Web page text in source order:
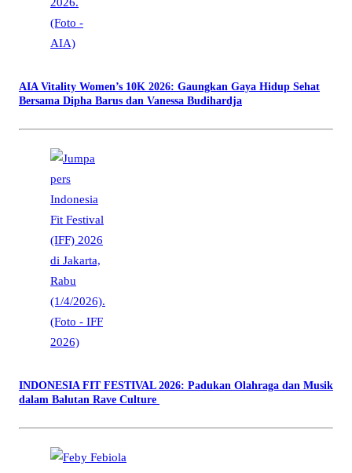
AIA Vitality Women’s 10K 2026: Gaungkan Gaya Hidup Sehat
Bersama Dipha Barus dan Vanessa Budihardja
INDONESIA FIT FESTIVAL 2026: Padukan Olahraga dan Musik
dalam Balutan Rave Culture